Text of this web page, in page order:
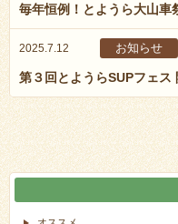
毎年恒例！とようら大山車
2025.7.12 お知らせ
第３回とようらSUPフェ